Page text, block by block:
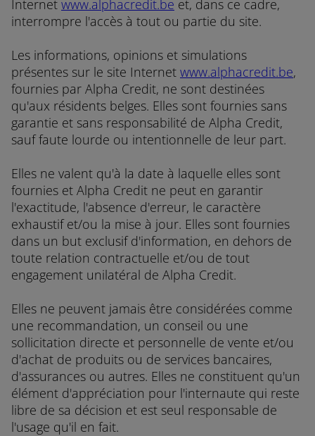
Internet www.alphacredit.be et, dans ce cadre,
interrompre l'accès à tout ou partie du site.
Les informations, opinions et simulations
présentes sur le site Internet www.alphacredit.be,
fournies par Alpha Credit, ne sont destinées
qu'aux résidents belges. Elles sont fournies sans
garantie et sans responsabilité de Alpha Credit,
sauf faute lourde ou intentionnelle de leur part.
Elles ne valent qu'à la date à laquelle elles sont
fournies et Alpha Credit ne peut en garantir
l'exactitude, l'absence d'erreur, le caractère
exhaustif et/ou la mise à jour. Elles sont fournies
dans un but exclusif d'information, en dehors de
toute relation contractuelle et/ou de tout
engagement unilatéral de Alpha Credit.
Elles ne peuvent jamais être considérées comme
une recommandation, un conseil ou une
sollicitation directe et personnelle de vente et/ou
d'achat de produits ou de services bancaires,
d'assurances ou autres. Elles ne constituent qu'un
élément d'appréciation pour l'internaute qui reste
libre de sa décision et est seul responsable de
l'usage qu'il en fait.